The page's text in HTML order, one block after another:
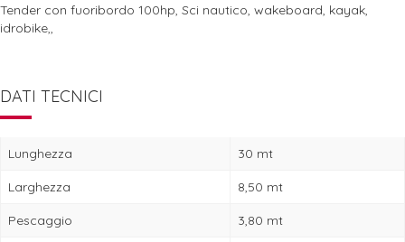
Tender con fuoribordo 100hp, Sci nautico, wakeboard, kayak,
idrobike,,
DATI TECNICI
Lunghezza 30 mt
Larghezza 8,50 mt
Pescaggio 3,80 mt